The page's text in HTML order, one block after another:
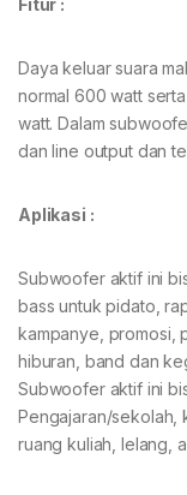
Daya keluar suara
normal 600 watt
watt. Dalam
dan line output dan
Aplikasi :
Subwoofer aktif ini
bass untuk pidato,
kampanye, promosi,
hiburan, band dan
Subwoofer aktif ini
Pengajaran/sekolah,
ruang kuliah, lelang,